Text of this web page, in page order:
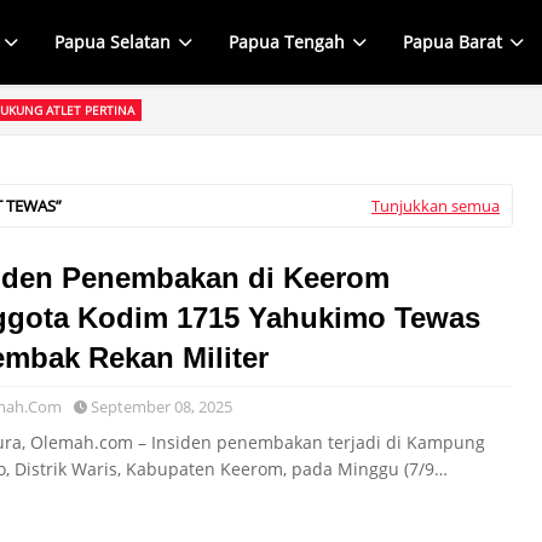
Papua Selatan Papua Tengah Papua Barat
ATLET PERTINA
TEWAS Tunjukkan semua
Penembakan di Keerom
Kodim 1715 Yahukimo Tewas
Rekan Militer
September 08, 2025
Olemah.com – Insiden penembakan terjadi di Kampung
Distrik Waris, Kabupaten Keerom, pada Minggu (7/9…